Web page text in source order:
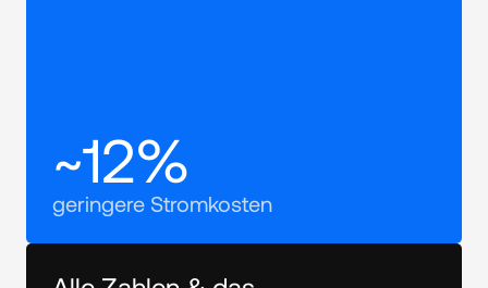
~12%
geringere Stromkosten